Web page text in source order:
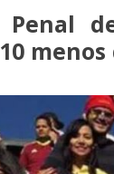
Penal